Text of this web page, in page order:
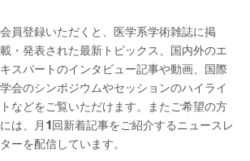
会員登録いただくと、医学系学術雑誌に掲
載・発表された最新トピックス、国内外のエ
キスパートのインタビュー記事や動画、国際
学会のシンポジウムやセッションのハイライ
トなどをご覧いただけます。またご希望の方
には、月1回新着記事をご紹介するニュースレ
ターを配信しています。